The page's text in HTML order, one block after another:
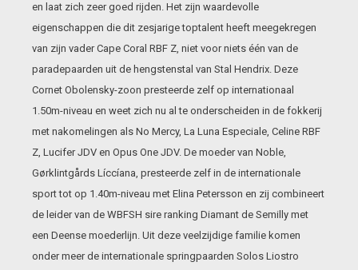
en laat zich zeer goed rijden. Het zijn waardevolle
eigenschappen die dit zesjarige toptalent heeft meegekregen
van zijn vader Cape Coral RBF Z, niet voor niets één van de
paradepaarden uit de hengstenstal van Stal Hendrix. Deze
Cornet Obolensky-zoon presteerde zelf op internationaal
1.50m-niveau en weet zich nu al te onderscheiden in de fokkerij
met nakomelingen als No Mercy, La Luna Especiale, Celine RBF
Z, Lucifer JDV en Opus One JDV. De moeder van Noble,
Gørklintgårds Líccíana, presteerde zelf in de internationale
sport tot op 1.40m-niveau met Elina Petersson en zij combineert
de leider van de WBFSH sire ranking Diamant de Semilly met
een Deense moederlijn. Uit deze veelzijdige familie komen
onder meer de internationale springpaarden Solos Liostro